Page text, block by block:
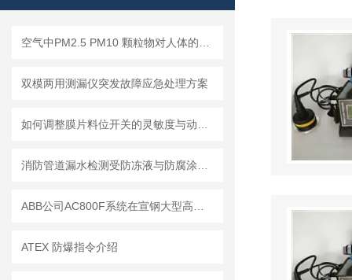
双模两用测漏仪突发故障应急处理方案
ATEX 防爆指令介绍